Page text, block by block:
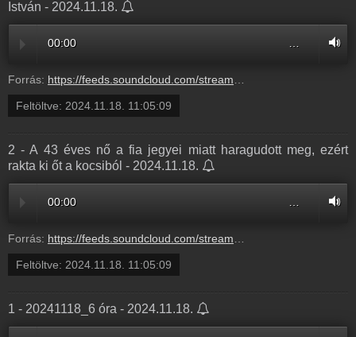
István - 2024.11.18.
00:00
Forrás: https://feeds.soundcloud.com/stream/1960892579-balazsek-3-vendeguenk-a-szueletesnapos.mp3
Feltöltve: 2024.11.18. 11:05:09
2 - A 43 éves nő a fia jegyei miatt haragudott meg, ezért
rakta ki őt a kocsiból - 2024.11.18.
00:00
Forrás: https://feeds.soundcloud.com/stream/1960892575-balazsek-2-a-43-ves-n-a-fia-jegyei.mp3
Feltöltve: 2024.11.18. 11:05:09
1 - 20241118_6 óra - 2024.11.18.